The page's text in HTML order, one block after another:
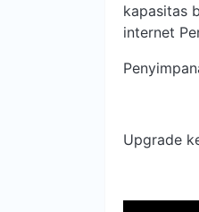
kapasitas
internet
Upgrade